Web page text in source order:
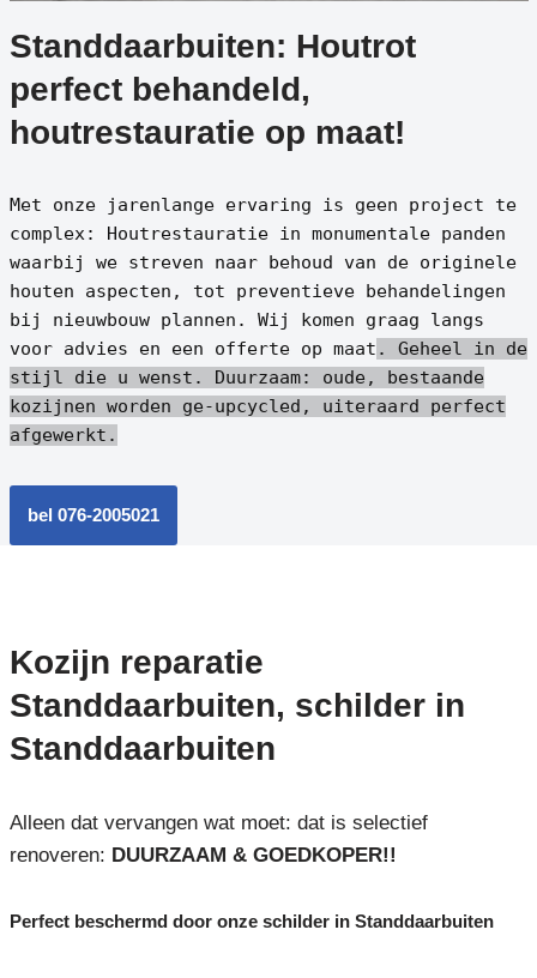
Standdaarbuiten: Houtrot
perfect behandeld,
houtrestauratie op maat!
Met onze jarenlange ervaring is geen project te
complex: Houtrestauratie in monumentale panden
waarbij we streven naar behoud van de originele
houten aspecten, tot preventieve behandelingen
bij nieuwbouw plannen. Wij komen graag langs
voor advies en een offerte op maat . Geheel in de
stijl die u wenst. Duurzaam: oude, bestaande
kozijnen worden ge-upcycled, uiteraard perfect
afgewerkt.
bel 076-2005021
Kozijn reparatie
Standdaarbuiten, schilder in
Standdaarbuiten
Alleen dat vervangen wat moet: dat is selectief
renoveren: DUURZAAM & GOEDKOPER!!
Perfect beschermd door onze schilder in Standdaarbuiten